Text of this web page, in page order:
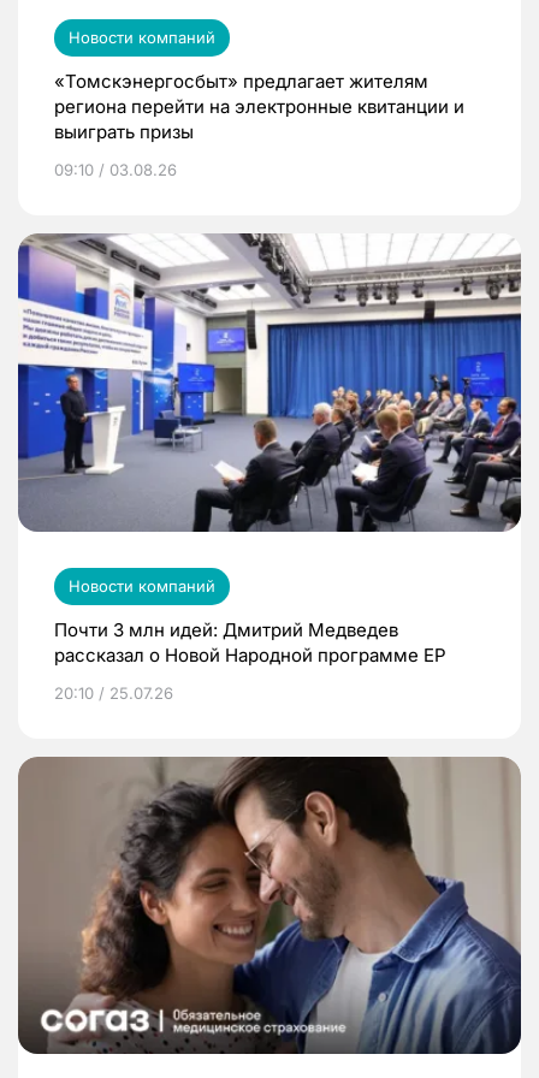
Новости компаний
«Томскэнергосбыт» предлагает жителям
региона перейти на электронные квитанции и
выиграть призы
09:10 / 03.08.26
Новости компаний
Почти 3 млн идей: Дмитрий Медведев
рассказал о Новой Народной программе ЕР
20:10 / 25.07.26